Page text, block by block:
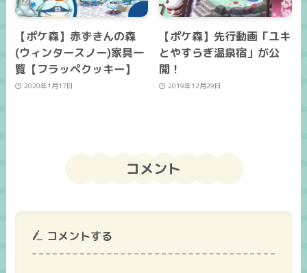
【ポケ森】赤ずきんの森
(ウィンタースノー)家具一
覧【フラッペクッキー】
2020年1月17日
【ポケ森】先行動画「ユキ
とやすらぎ温泉宿」が公
開！
2019年12月29日
コメント
コメントする